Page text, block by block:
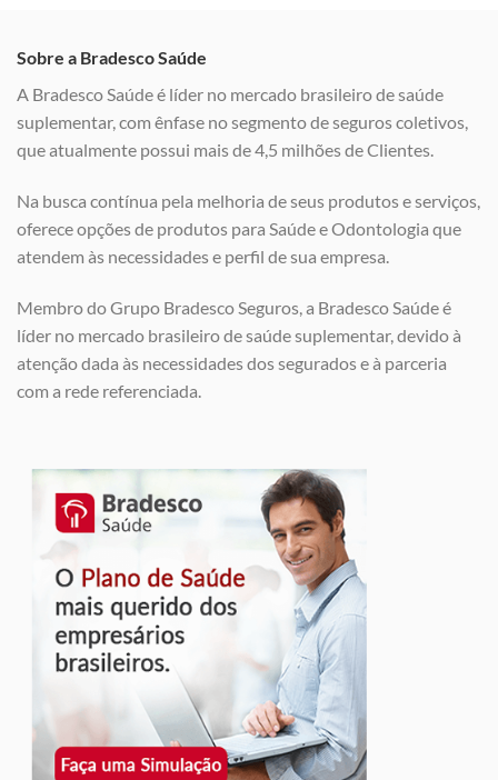
Sobre a Bradesco Saúde
A Bradesco Saúde é líder no mercado brasileiro de saúde
suplementar, com ênfase no segmento de seguros coletivos,
que atualmente possui mais de 4,5 milhões de Clientes.
Na busca contínua pela melhoria de seus produtos e serviços,
oferece opções de produtos para Saúde e Odontologia que
atendem às necessidades e perfil de sua empresa.
Membro do Grupo Bradesco Seguros, a Bradesco Saúde é
líder no mercado brasileiro de saúde suplementar, devido à
atenção dada às necessidades dos segurados e à parceria
com a rede referenciada.